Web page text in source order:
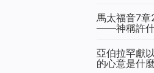
馬太福音7
——神稱許
亞伯拉罕獻
的心意是什